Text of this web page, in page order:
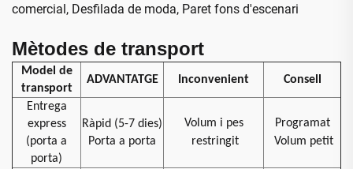
comercial, Desfilada de moda, Paret fons d'escenari
Mètodes de transport
Model de
transport
ADVANTATGE Inconvenient Consell
Entrega
express
(porta a
porta)
Ràpid (5-7 dies)
Porta a porta
Volum i pes
restringit
Programat
Volum petit